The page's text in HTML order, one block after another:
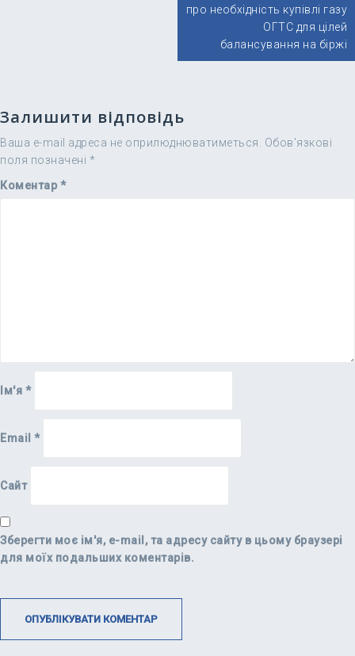
про необхідність купівлі газу
ОГТС для цілей
балансування на біржі
Залишити відповідь
Ваша e-mail адреса не оприлюднюватиметься. Обов’язкові
поля позначені *
Коментар *
Ім'я *
Email *
Сайт
Зберегти моє ім'я, e-mail, та адресу сайту в цьому браузері
для моїх подальших коментарів.